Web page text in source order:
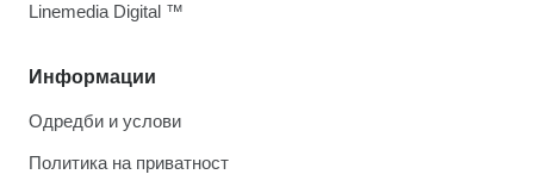
Информации
Одредби и услови
Политика на приватност
Linemedia Digital ™